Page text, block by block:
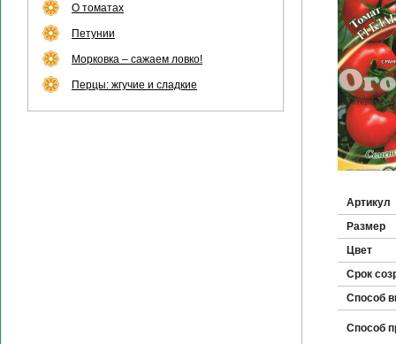
О томатах
Петунии
Морковка – сажаем ловко!
Перцы: жгучие и сладкие
Артикул
Размер
Цвет
Срок
Способ
Способ